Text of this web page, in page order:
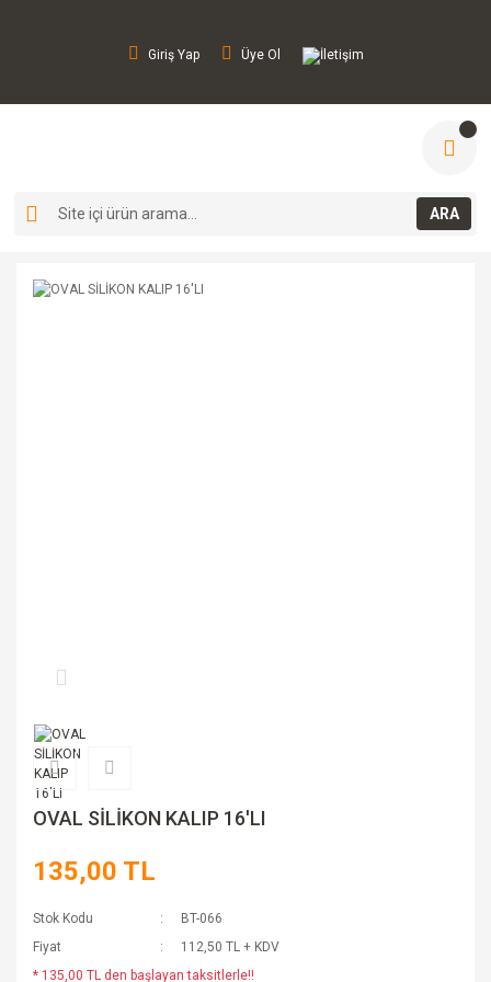
Giriş Yap Üye Ol İletişim
ARA
OVAL SİLİKON KALIP 16'LI
135,00 TL
Stok Kodu
BT-066
Fiyat
112,50 TL + KDV
* 135,00 TL den başlayan taksitlerle!!